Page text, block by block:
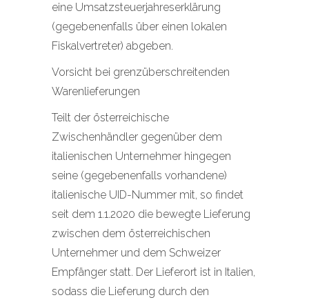
eine Umsatzsteuerjahreserklärung
(gegebenenfalls über einen lokalen
Fiskalvertreter) abgeben.
Vorsicht bei grenzüberschreitenden
Warenlieferungen
Teilt der österreichische
Zwischenhändler gegenüber dem
italienischen Unternehmer hingegen
seine (gegebenenfalls vorhandene)
italienische UID-Nummer mit, so findet
seit dem 1.1.2020 die bewegte Lieferung
zwischen dem österreichischen
Unternehmer und dem Schweizer
Empfänger statt. Der Lieferort ist in Italien,
sodass die Lieferung durch den